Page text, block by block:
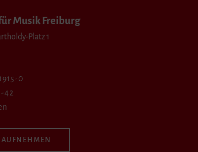
Musik Freiburg
Platz 1
0
42